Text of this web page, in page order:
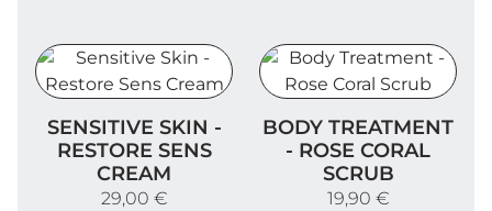
SENSITIVE SKIN -
RESTORE SENS
CREAM
29,00 €
BODY TREATMENT
- ROSE CORAL
SCRUB
19,90 €